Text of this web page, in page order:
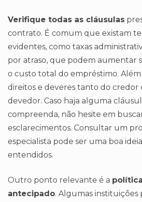
Verifique todas as cláusulas
contrato. É comum que existam
evidentes, como taxas
por atraso, que podem aumentar
o custo total do empréstimo. Além
direitos e deveres tanto do credor
devedor. Caso haja alguma
compreenda, não hesite em
esclarecimentos. Consultar um
especialista pode ser uma boa
entendidos.
Outro ponto relevante é a
antecipado. Algumas instituições